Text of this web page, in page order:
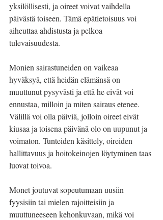
yksilöllisesti, ja oireet voivat vaihdella
päivästä toiseen. Tämä epätietoisuus voi
aiheuttaa ahdistusta ja pelkoa
tulevaisuudesta.
Monien sairastuneiden on vaikeaa
hyväksyä, että heidän elämänsä on
muuttunut pysyvästi ja että he eivät voi
ennustaa, milloin ja miten sairaus etenee.
Välillä voi olla päiviä, jolloin oireet eivät
kiusaa ja toisena päivänä olo on uupunut ja
voimaton. Tunteiden käsittely, oireiden
hallittavuus ja hoitokeinojen löytyminen taas
luovat toivoa.
Monet joutuvat sopeutumaan uusiin
fyysisiin tai mielen rajoitteisiin ja
muuttuneeseen kehonkuvaan, mikä voi